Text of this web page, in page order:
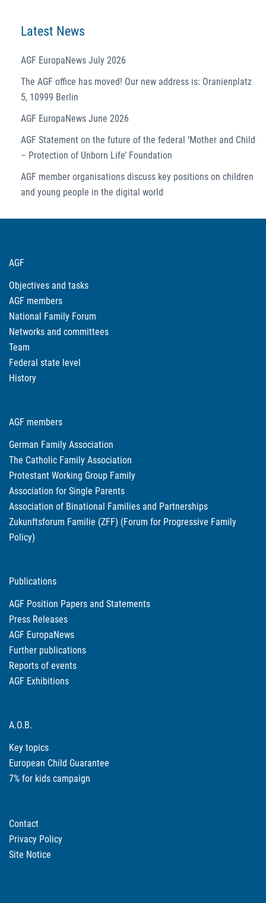
Latest News
AGF EuropaNews July 2026
The AGF office has moved! Our new address is: Oranienplatz
5, 10999 Berlin
AGF EuropaNews June 2026
AGF Statement on the future of the federal ‘Mother and Child
– Protection of Unborn Life’ Foundation
AGF member organisations discuss key positions on children
and young people in the digital world
AGF
Objectives and tasks
AGF members
National Family Forum
Networks and committees
Team
Federal state level
History
AGF members
German Family Association
The Catholic Family Association
Protestant Working Group Family
Association for Single Parents
Association of Binational Families and Partnerships
Zukunftsforum Familie (ZFF) (Forum for Progressive Family
Policy)
Publications
AGF Position Papers and Statements
Press Releases
AGF EuropaNews
Further publications
Reports of events
AGF Exhibitions
A.O.B.
Key topics
European Child Guarantee
7% for kids campaign
Contact
Privacy Policy
Site Notice